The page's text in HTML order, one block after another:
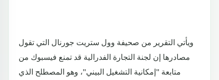
ويأتي التقرير من صحيفة وول ستريت جورنال التي تقول
مصادرها إن لجنة التجارة الفدرالية قد تمنع فيسبوك من
متابعة "إمكانية التشغيل البيني"، وهو المصطلح الذي